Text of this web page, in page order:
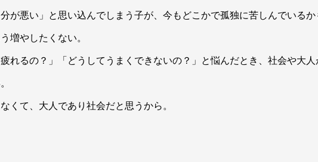
が悪い」と思い込んでしまう子が、今もどこかで孤独に苦しんでいるか
増やしたくない。
れるの？」「どうしてうまくできないの？」と悩んだとき、社会や大
くて、大人であり社会だと思うから。